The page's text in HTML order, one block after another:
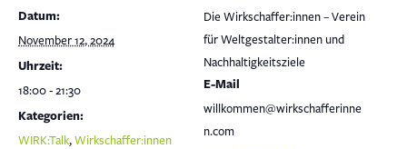
Datum:
November 12, 2024
Uhrzeit:
18:00 - 21:30
Kategorien:
WIRK:Talk,Wirkschaffer:innen
Die Wirkschaffer:innen – Verein
für Weltgestalter:innen und
Nachhaltigkeitsziele
E-Mail
willkommen@wirkschafferinne
n.com